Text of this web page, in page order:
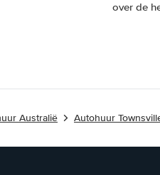
over de
Australië Autohuur